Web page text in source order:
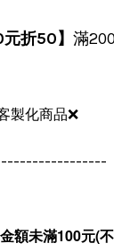
折50】 滿
製化商品❌
額未滿100元(